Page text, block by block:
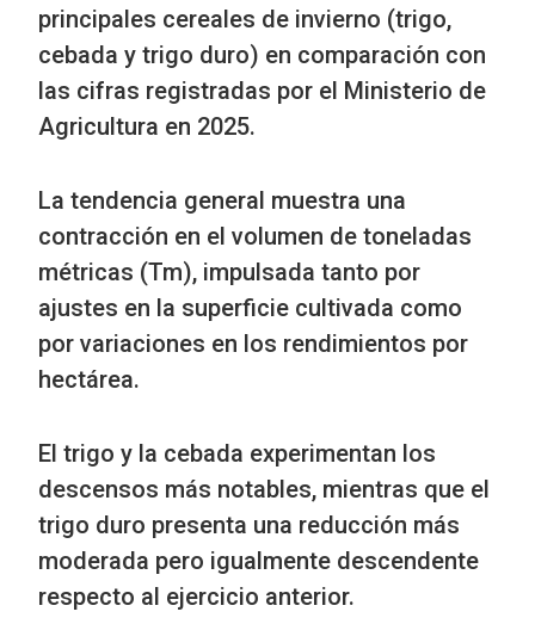
principales cereales de invierno (trigo,
cebada y trigo duro) en comparación con
las cifras registradas por el Ministerio de
Agricultura en 2025.
La tendencia general muestra una
contracción en el volumen de toneladas
métricas (Tm), impulsada tanto por
ajustes en la superficie cultivada como
por variaciones en los rendimientos por
hectárea.
El trigo y la cebada experimentan los
descensos más notables, mientras que el
trigo duro presenta una reducción más
moderada pero igualmente descendente
respecto al ejercicio anterior.